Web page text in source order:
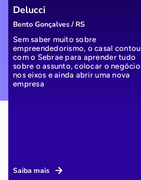
Delucci
Bento Gonçalves / RS
Sem saber muito sobre
empreendedorismo, o casal contou
com o Sebrae para aprender tudo
sobre o assunto, colocar o negócio
nos eixos e ainda abrir uma nova
empresa
Saiba mais